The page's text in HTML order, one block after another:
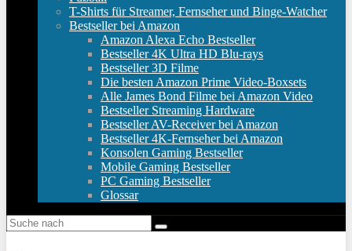
T-Shirts für Streamer, Fernseher und Binge-Watcher
Bestseller bei Amazon
Amazon Alexa Echo Bestseller
Bestseller 4K Ultra HD Blu-rays
Bestseller 3D Filme
Die besten Amazon Prime Video-Boxsets
Alle James Bond Filme bei Amazon Video
Bestseller Streaming Hardware
Bestseller AV-Receiver bei Amazon
Bestseller 4K-Fernseher bei Amazon
Konsolen Gaming Bestseller
Mobile Gaming Bestseller
PC Gaming Bestseller
Glossar